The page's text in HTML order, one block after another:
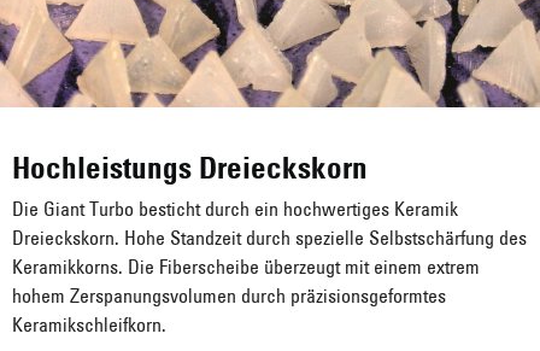
Hochleistungs Dreieckskorn
Die Giant Turbo besticht durch ein hochwertiges Keramik
Dreieckskorn. Hohe Standzeit durch spezielle Selbstschärfung des
Keramikkorns. Die Fiberscheibe überzeugt mit einem extrem
hohem Zerspanungsvolumen durch präzisionsgeformtes
Keramikschleifkorn.